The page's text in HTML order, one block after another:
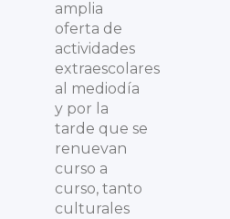
amplia
oferta de
actividades
extraescolares
al mediodía
y por la
tarde que se
renuevan
curso a
curso, tanto
culturales